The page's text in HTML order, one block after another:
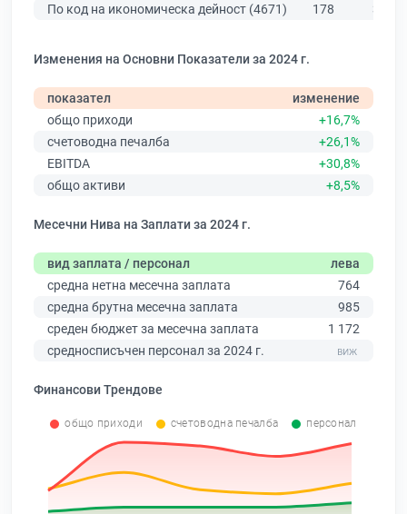
По код на икономическа дейност (4671) 178 301
Изменения на Основни Показатели за 2024 г.
показател
изменение
общо приходи
+16,7%
счетоводна печалба
+26,1%
EBITDA
+30,8%
общо активи
+8,5%
Месечни Нива на Заплати за 2024 г.
вид заплата / персонал
лева
средна нетна месечна заплата
764
средна брутна месечна заплата
985
среден бюджет за месечна заплата
1 172
средносписъчен персонал за 2024 г.
Финансови Трендове
общо приходи счетоводна печалба персонал